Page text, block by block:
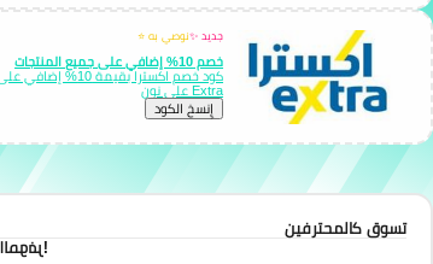
جديد ✨نوصي به ⭐
خصم 10% إضافي على جميع المنتجات
كود خصم اكسترا بقيمة
Extra على نون
إِنسخ الكود
تسوق كالمحترفين
احصل